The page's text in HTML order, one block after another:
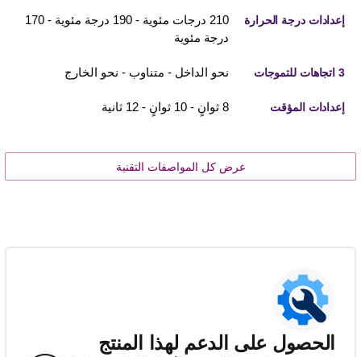
إعدادات درجة الحرارة
210 درجات مئوية - 190 درجة مئوية - 170
درجة مئوية
3 اتجاهات للتموجات نحو الداخل - متناوب - نحو الخارج
إعدادات المؤقت 8 ثوانٍ - 10 ثوانٍ - 12 ثانية
عرض كل المواصفات التقنية
الحصول على الدعم لهذا المنتج